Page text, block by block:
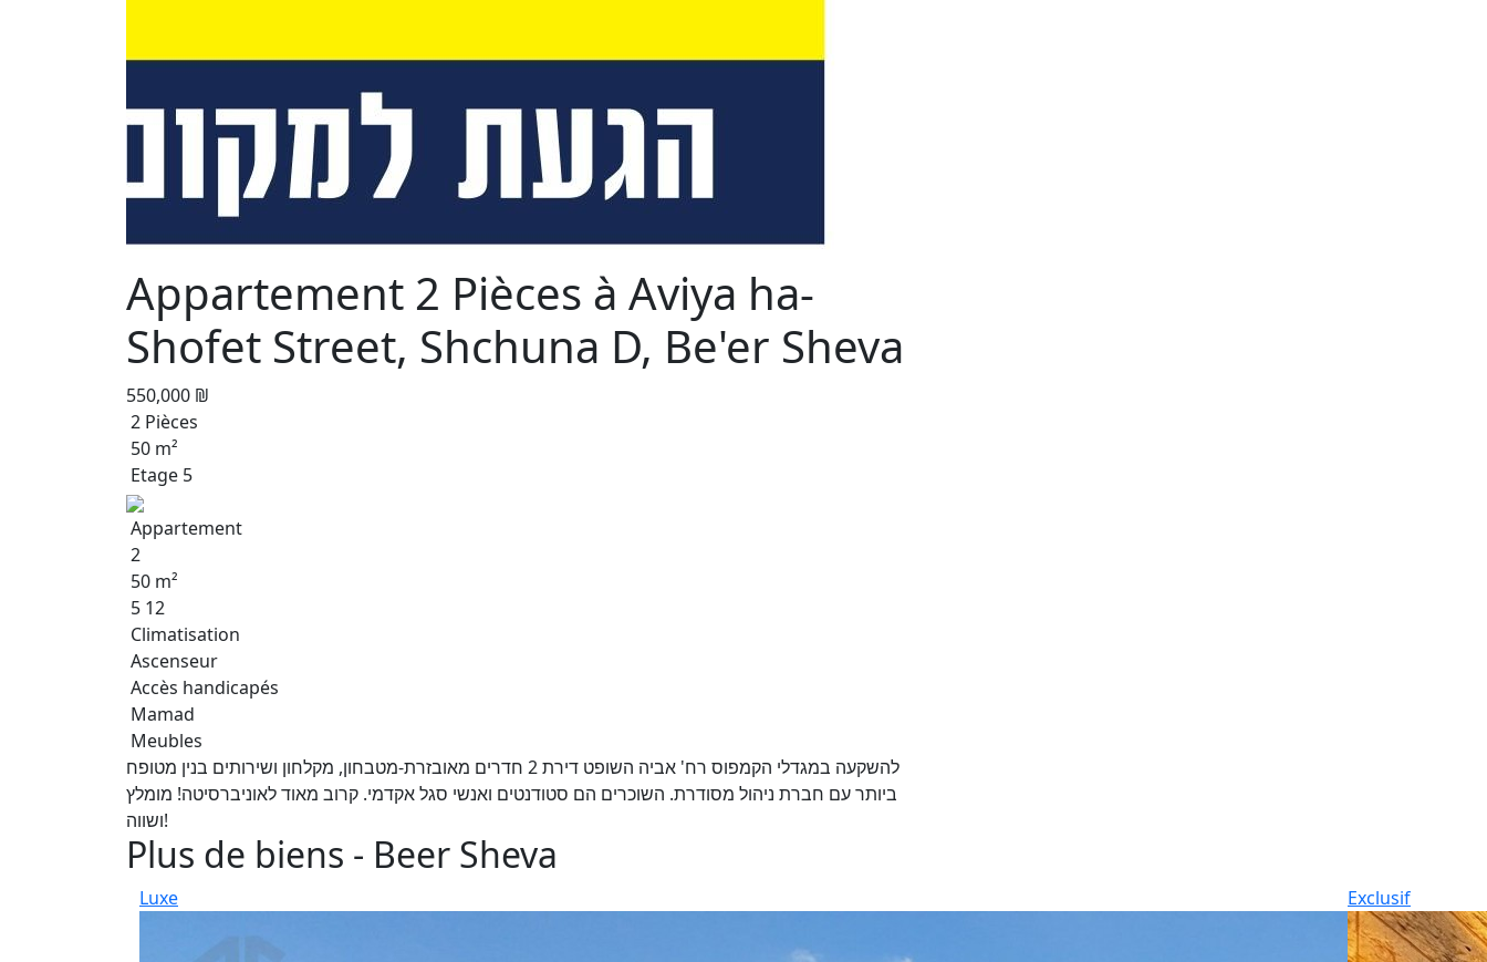
Appartement 2 Pièces à Aviya ha-
Shofet Street, Shchuna D, Be'er Sheva
550,000 ₪
2 Pièces
50 m²
Etage 5
Appartement
2
50 m²
5 12
Climatisation
Ascenseur
Accès handicapés
Mamad
Meubles
להשקעה במגדלי הקמפוס רח' אביה השופט דירת 2 חדרים מאובזרת-מטבחון, מקלחון ושירותים בנין מטופח
ביותר עם חברת ניהול מסודרת. השוכרים הם סטודנטים ואנשי סגל אקדמי. קרוב מאוד לאוניברסיטה! מומלץ
ושווה!
Plus de biens - Beer Sheva
Luxe Exclusif